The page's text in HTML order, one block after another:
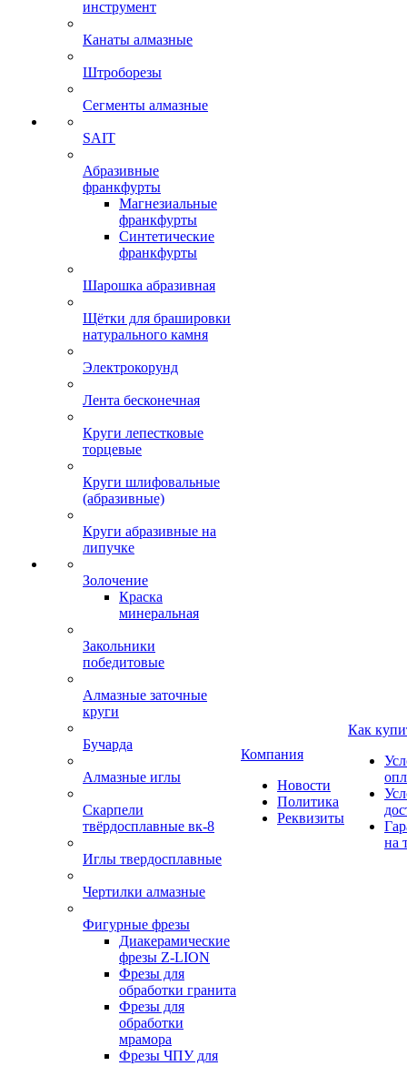
инструмент
Канаты алмазные
Штроборезы
Сегменты алмазные
SAIT
Абразивные
франкфурты
Магнезиальные
франкфурты
Синтетические
франкфурты
Шарошка абразивная
Щётки для брашировки
натурального камня
Электрокорунд
Лента бесконечная
Круги лепестковые
торцевые
Круги шлифовальные
(абразивные)
Круги абразивные на
липучке
Золочение
Краска
минеральная
Закольники
победитовые
Алмазные заточные
круги
Бучарда
Алмазные иглы
Скарпели
твёрдосплавные вк-8
Иглы твердосплавные
Чертилки алмазные
Фигурные фрезы
Диакерамические
фрезы Z-LION
Фрезы для
обработки гранита
Фрезы для
обработки
мрамора
Фрезы ЧПУ для
Компания
Новости
Политика
Реквизиты
Как
на